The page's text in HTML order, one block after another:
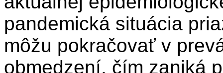
pandemická situácia
môžu pokračovať v
obmedzení, čím zaniká